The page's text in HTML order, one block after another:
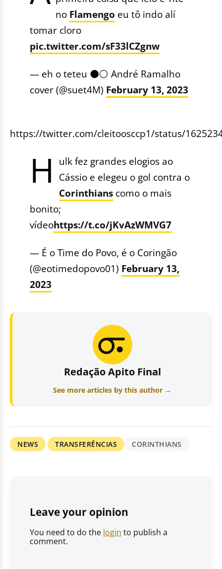
no Flamengo eu tô indo alí
tomar cloro
pic.twitter.com/sF33lCZgnw
— eh o teteu ⚫⚪ André Ramalho
cover (@suet4M) February 13, 2023
https://twitter.com/cleitoosccp1/status/
H
ulk fez grandes elogios ao
Cássio e elegeu o gol contra o
Corinthians como o mais
bonito;
vídeohttps://t.co/jKvAzWMVG7
— É o Time do Povo, é o Coringão
(@eotimedopovo01) February 13,
2023
Redação Apito Final
See more articles by this author →
NEWS TRANSFERÊNCIAS CORINTHIANS
Leave your opinion
You need to do the login to publish a
comment.